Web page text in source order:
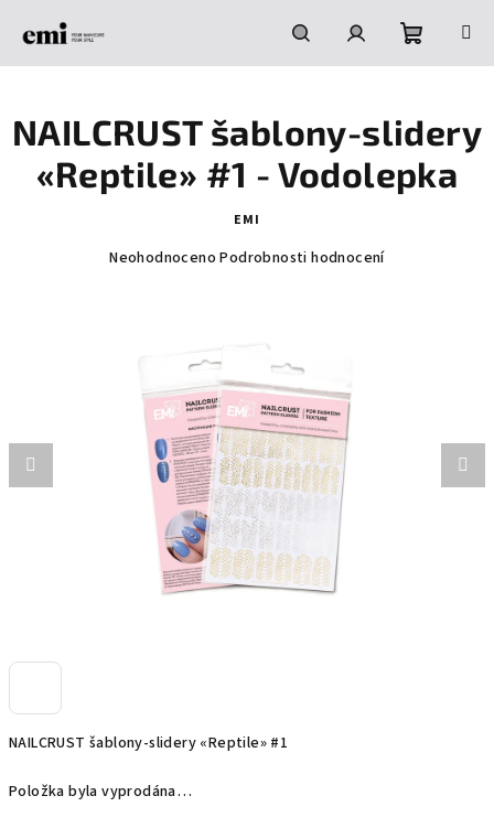
HledatPřihlášeníNákupní
košík
NAILCRUST šablony-slidery «Reptile» #1
Položka byla vyprodána…
NAILCRUST šablony-slidery
«Reptile» #1 - Vodolepka
EMI
Průměrné
hvězdiček.
Neohodnoceno Podrobnosti hodnocení